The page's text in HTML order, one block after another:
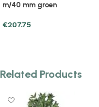
m/30 mm groen
€73.49
Related Products